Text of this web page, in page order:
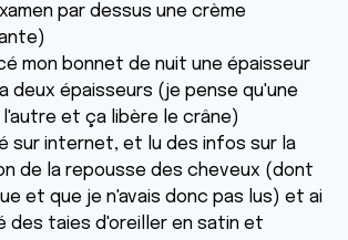
par dessus une crème
mon bonnet de nuit une épaisseur
deux épaisseurs (je pense qu'une
et ça libère le crâne)
sur internet, et lu des infos sur la
de la repousse des cheveux (dont
et que je n'avais donc pas lus) et ai
des taies d'oreiller en satin et